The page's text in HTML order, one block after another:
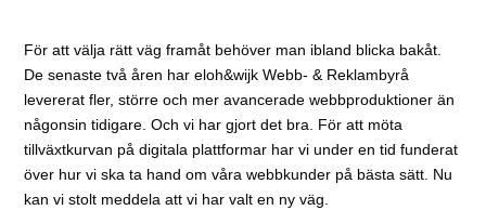
För att välja rätt väg framåt behöver man ibland blicka bakåt.
De senaste två åren har eloh&wijk Webb- & Reklambyrå
levererat fler, större och mer avancerade webbproduktioner än
någonsin tidigare. Och vi har gjort det bra. För att möta
tillväxtkurvan på digitala plattformar har vi under en tid funderat
över hur vi ska ta hand om våra webbkunder på bästa sätt. Nu
kan vi stolt meddela att vi har valt en ny väg.